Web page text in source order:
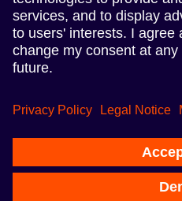
follow us
Follow us on Linkedin
Follow us on Instagram
Privacy Policy